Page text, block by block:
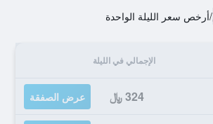
/أرخص سعر الليلة الواحدة
الإجمالي في الليلة
324 ﷼ عرض الصفقة